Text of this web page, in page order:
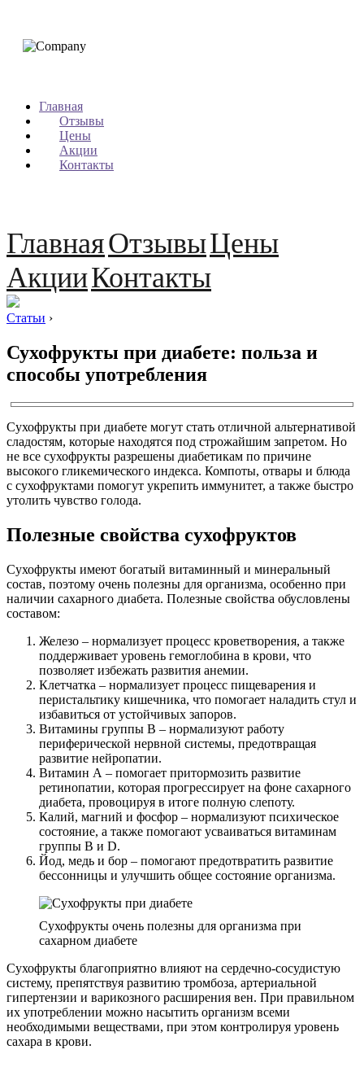
Главная
Отзывы
Цены
Акции
Контакты
ГлавнаяОтзывыЦены
АкцииКонтакты
Статьи ›
Сухофрукты при диабете: польза и
способы употребления
Сухофрукты при диабете могут стать отличной альтернативой
сладостям, которые находятся под строжайшим запретом. Но
не все сухофрукты разрешены диабетикам по причине
высокого гликемического индекса. Компоты, отвары и блюда
с сухофруктами помогут укрепить иммунитет, а также быстро
утолить чувство голода.
Полезные свойства сухофруктов
Сухофрукты имеют богатый витаминный и минеральный
состав, поэтому очень полезны для организма, особенно при
наличии сахарного диабета. Полезные свойства обусловлены
составом:
Железо – нормализует процесс кроветворения, а также
поддерживает уровень гемоглобина в крови, что
позволяет избежать развития анемии.
Клетчатка – нормализует процесс пищеварения и
перистальтику кишечника, что помогает наладить стул и
избавиться от устойчивых запоров.
Витамины группы В – нормализуют работу
периферической нервной системы, предотвращая
развитие нейропатии.
Витамин А – помогает притормозить развитие
ретинопатии, которая прогрессирует на фоне сахарного
диабета, провоцируя в итоге полную слепоту.
Калий, магний и фосфор – нормализуют психическое
состояние, а также помогают усваиваться витаминам
группы В и D.
Йод, медь и бор – помогают предотвратить развитие
бессонницы и улучшить общее состояние организма.
Сухофрукты очень полезны для организма при
сахарном диабете
Сухофрукты благоприятно влияют на сердечно-сосудистую
систему, препятствуя развитию тромбоза, артериальной
гипертензии и варикозного расширения вен. При правильном
их употреблении можно насытить организм всеми
необходимыми веществами, при этом контролируя уровень
сахара в крови.